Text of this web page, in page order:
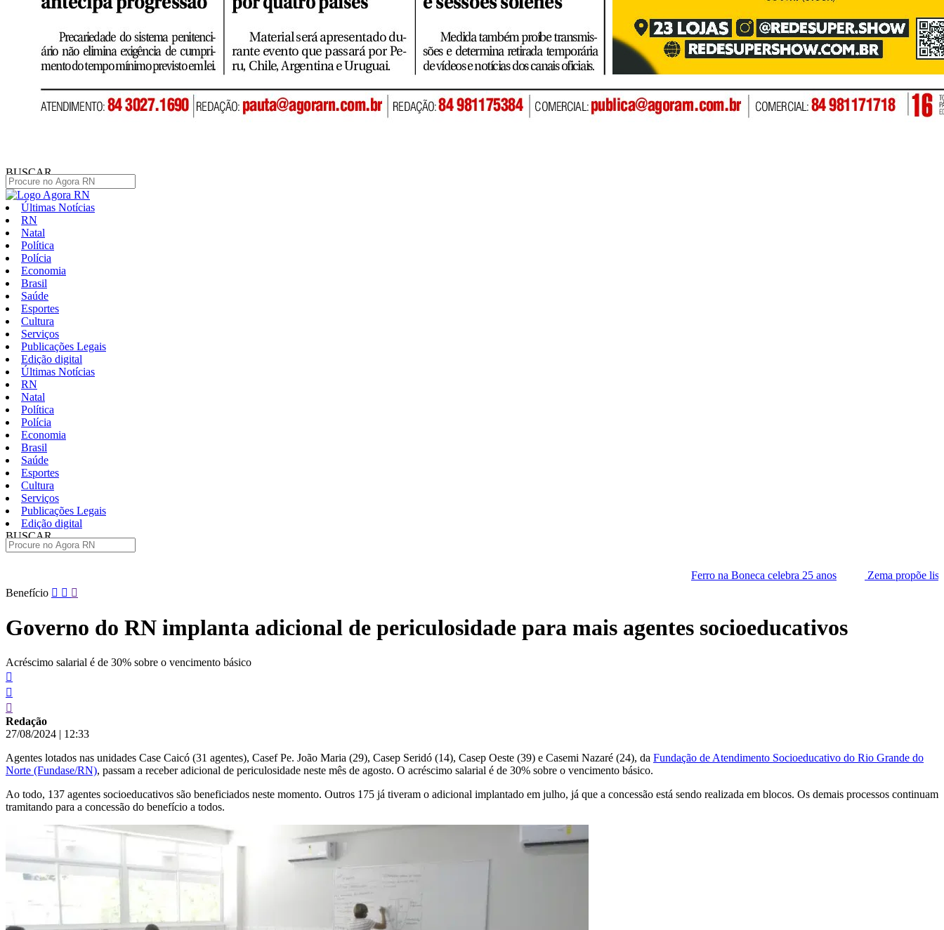
BUSCAR
Últimas Notícias
RN
Natal
Política
Polícia
Economia
Brasil
Saúde
Esportes
Cultura
Serviços
Publicações Legais
Edição digital
Últimas Notícias
RN
Natal
Política
Polícia
Economia
Brasil
Saúde
Esportes
Cultura
Serviços
Publicações Legais
Edição digital
BUSCAR
Ferro na Boneca celebra 25 anos
Zema propõe lista tríplice para
Pular
conteúdo
Benefício
Governo do RN implanta adicional de periculosidade para mais agentes socioeducativos
Acréscimo salarial é de 30% sobre o vencimento básico
Redação
27/08/2024 | 12:33
Agentes lotados nas unidades Case Caicó (31 agentes), Casef Pe. João Maria (29), Casep Seridó (14), Casep Oeste (39) e Casemi Nazaré (24), da Fundação de Atendimento Socioeducativo do Rio Grande do
Norte (Fundase/RN), passam a receber adicional de periculosidade neste mês de agosto. O acréscimo salarial é de 30% sobre o vencimento básico.
Ao todo, 137 agentes socioeducativos são beneficiados neste momento. Outros 175 já tiveram o adicional implantado em julho, já que a concessão está sendo realizada em blocos. Os demais processos continuam
tramitando para a concessão do benefício a todos.